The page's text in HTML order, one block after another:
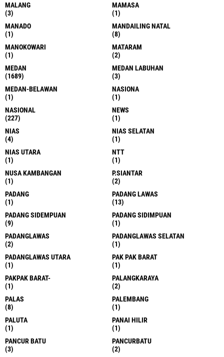
MALANG
(3)
MAMASA
(1)
MANADO
(1)
MANDAILING NATAL
(8)
MANOKOWARI
(1)
MATARAM
(2)
MEDAN
(1689)
MEDAN LABUHAN
(3)
MEDAN-BELAWAN
(1)
NASIONA
(1)
NASIONAL
(227)
NEWS
(1)
NIAS
(4)
NIAS SELATAN
(1)
NIAS UTARA
(1)
NTT
(1)
NUSA KAMBANGAN
(1)
P.SIANTAR
(2)
PADANG
(1)
PADANG LAWAS
(13)
PADANG SIDEMPUAN
(9)
PADANG SIDIMPUAN
(1)
PADANGLAWAS
(2)
PADANGLAWAS SELATAN
(1)
PADANGLAWAS UTARA
(1)
PAK PAK BARAT
(1)
PAKPAK BARAT-
(1)
PALANGKARAYA
(2)
PALAS
(8)
PALEMBANG
(1)
PALUTA
(1)
PANAI HILIR
(1)
PANCUR BATU
(3)
PANCURBATU
(2)